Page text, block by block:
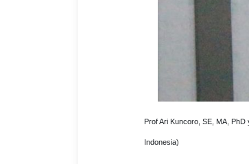
Prof Ari Kuncoro, SE, MA,
Indonesia)